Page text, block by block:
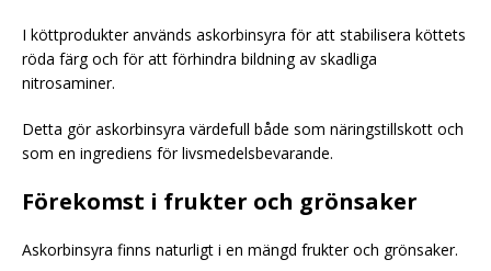
I köttprodukter används askorbinsyra för att stabilisera köttets
röda färg och för att förhindra bildning av skadliga
nitrosaminer.
Detta gör askorbinsyra värdefull både som näringstillskott och
som en ingrediens för livsmedelsbevarande.
Förekomst i frukter och grönsaker
Askorbinsyra finns naturligt i en mängd frukter och grönsaker.